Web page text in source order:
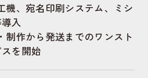
機、宛名印刷システム、ミシ
入
制作から発送までのワンスト
を開始